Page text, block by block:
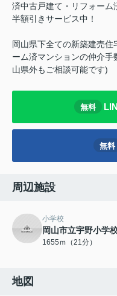
済中古戸建て・リフォーム
半額引きサービス中！
岡山県下全ての新築建売
ーム済マンションの仲介
山県外もご相談可能です)
無料
無料
周辺施設
小学校
岡山市立宇野小学
1655ｍ（21分）
地図